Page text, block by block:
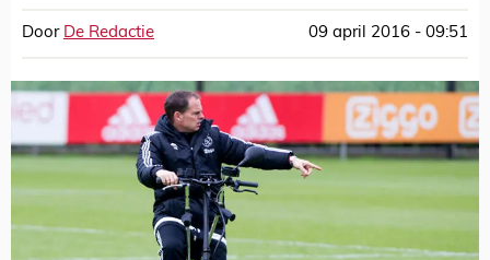
Door De Redactie 09 april 2016 - 09:51